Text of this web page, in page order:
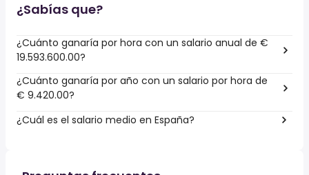
¿Sabías que?
¿Cuánto ganaría por hora con un salario anual de €
19.593.600.00?
¿Cuánto ganaría por año con un salario por hora de
€ 9.420.00?
¿Cuál es el salario medio en España?